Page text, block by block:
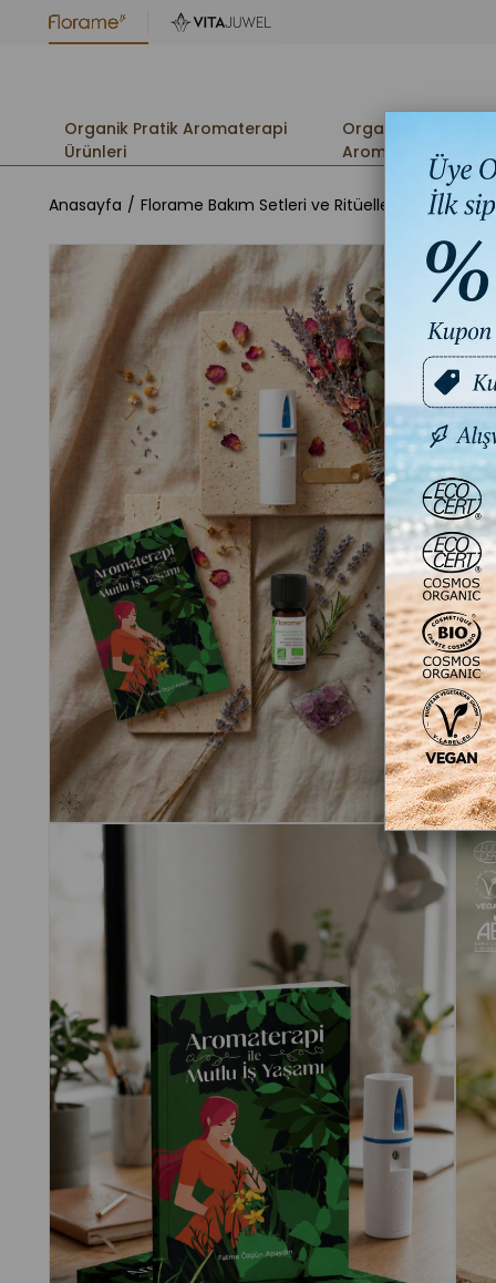
Organik Pratik Aromaterapi
Ürünleri
Organik
Aromaterapi
Anasayfa Florame Bakım Setleri ve Ritüelleri